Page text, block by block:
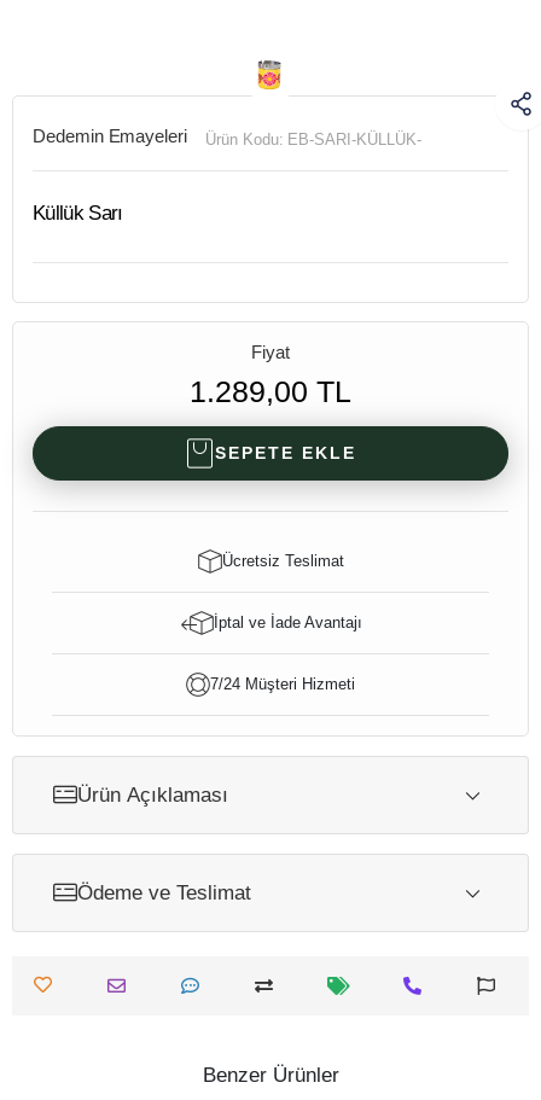
Dedemin Emayeleri Ürün Kodu: EB-SARI-KÜLLÜK-
Küllük Sarı
Fiyat
1.289,00 TL
SEPETE EKLE
Ücretsiz Teslimat
İptal ve İade Avantajı
7/24 Müşteri Hizmeti
Ürün Açıklaması
Ödeme ve Teslimat
Benzer Ürünler